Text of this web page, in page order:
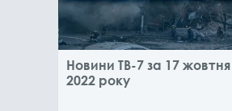
Новини ТВ-7 за 17 жовтня
2022 року